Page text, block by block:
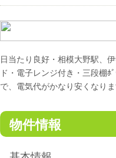
日当たり良好・相模大野駅、
ド・電子レンジ付き・三段棚
で、電気代がかなり安くなり
物件情報